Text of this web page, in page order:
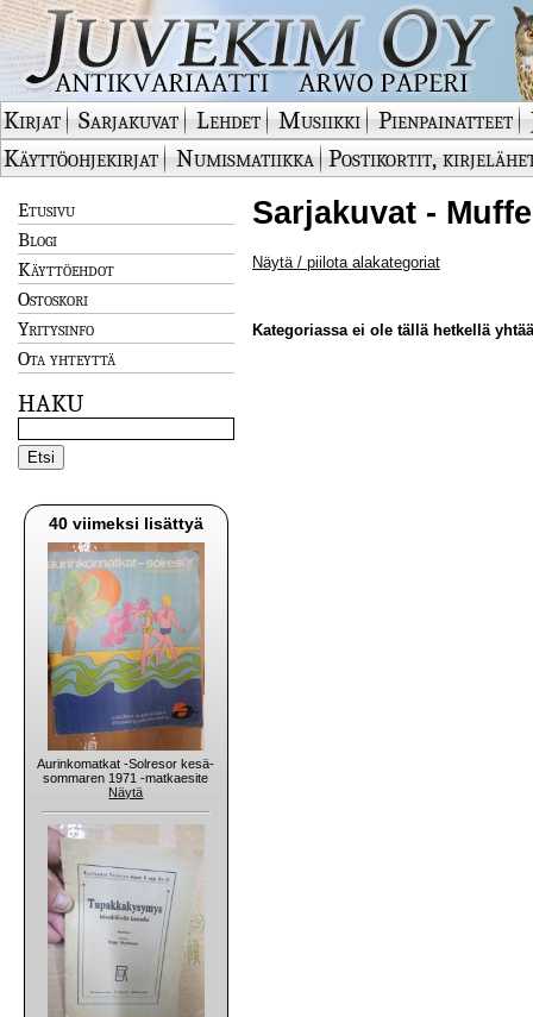
Kirjat Sarjakuvat Lehdet Musiikki Pienpainatteet
Käyttöohjekirjat
Numismatiikka Postikortit,
Etusivu
Blogi
Käyttöehdot
Ostoskori
Yritysinfo
Ota yhteyttä
HAKU
40 viimeksi lisättyä
Aurinkomatkat -Solresor kesä-
sommaren 1971 -matkaesite
Näytä
Sarjakuvat -
Näytä / piilota alakategoriat
Kategoriassa ei ole tällä hetkellä